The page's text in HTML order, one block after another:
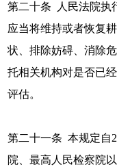
第二十条 人民法院执
应当将维持或者恢复
状、排除妨碍、消除
托相关机构对是否已
评估。
第二十一条 本规定自
院、最高人民检察院